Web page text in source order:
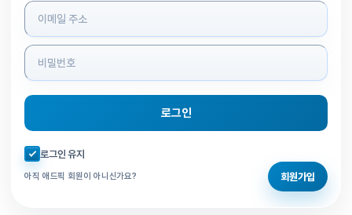
로그인 정보 입력
로그인
자동로그인 체크
로그인 유지
아직 애드픽 회원이 아니신가요? 회원가입